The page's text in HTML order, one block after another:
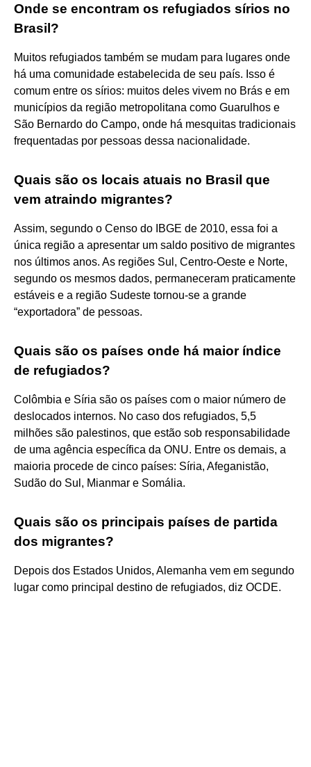
Onde se encontram os refugiados sírios no
Brasil?
Muitos refugiados também se mudam para lugares onde
há uma comunidade estabelecida de seu país. Isso é
comum entre os sírios: muitos deles vivem no Brás e em
municípios da região metropolitana como Guarulhos e
São Bernardo do Campo, onde há mesquitas tradicionais
frequentadas por pessoas dessa nacionalidade.
Quais são os locais atuais no Brasil que
vem atraindo migrantes?
Assim, segundo o Censo do IBGE de 2010, essa foi a
única região a apresentar um saldo positivo de migrantes
nos últimos anos. As regiões Sul, Centro-Oeste e Norte,
segundo os mesmos dados, permaneceram praticamente
estáveis e a região Sudeste tornou-se a grande
“exportadora” de pessoas.
Quais são os países onde há maior índice
de refugiados?
Colômbia e Síria são os países com o maior número de
deslocados internos. No caso dos refugiados, 5,5
milhões são palestinos, que estão sob responsabilidade
de uma agência específica da ONU. Entre os demais, a
maioria procede de cinco países: Síria, Afeganistão,
Sudão do Sul, Mianmar e Somália.
Quais são os principais países de partida
dos migrantes?
Depois dos Estados Unidos, Alemanha vem em segundo
lugar como principal destino de refugiados, diz OCDE.